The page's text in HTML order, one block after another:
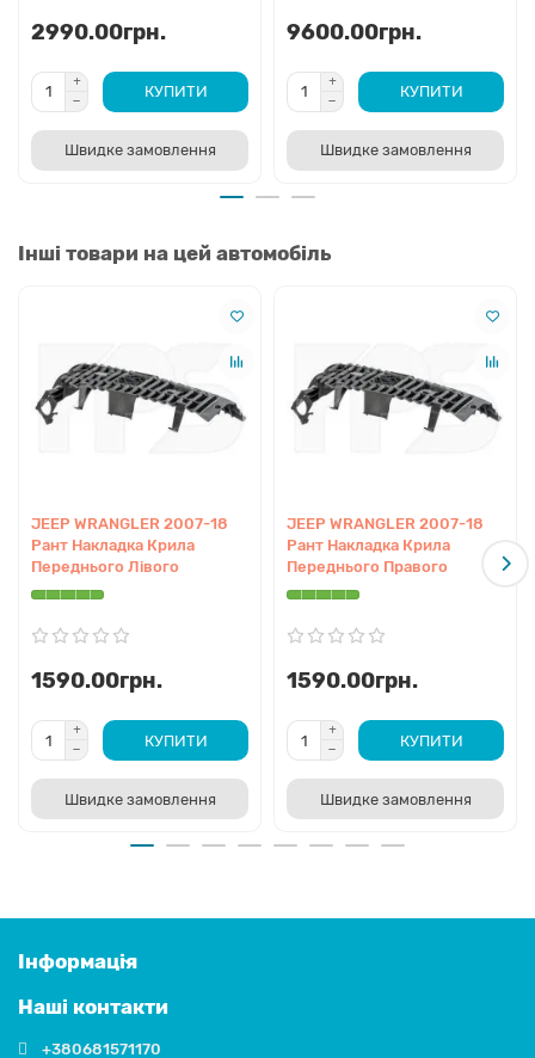
2990.00грн.
КУПИТИ
Швидке замовлення
9600.00грн.
КУПИТИ
Швидке замовлення
Інші товари на цей автомобіль
JEEP WRANGLER 2007-18
Рант Накладка Крила
Переднього Лівого
1590.00грн.
КУПИТИ
Швидке замовлення
JEEP WRANGLER 2007-18
Рант Накладка Крила
Переднього Правого
1590.00грн.
КУПИТИ
Швидке замовлення
Інформація
Наші контакти
+380681571170